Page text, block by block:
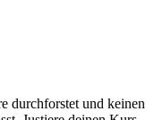
durchforstet und keinen